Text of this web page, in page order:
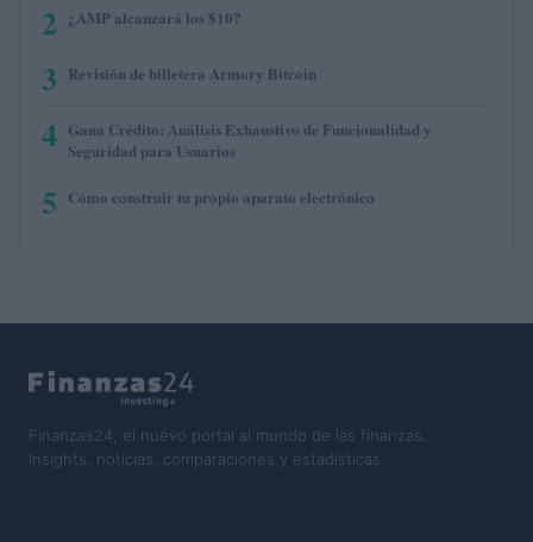
2 ¿AMP alcanzará los $10?
3 Revisión de billetera Armory Bitcoin
4 Gana Crédito: Análisis Exhaustivo de Funcionalidad y
Seguridad para Usuarios
5 Cómo construir tu propio aparato electrónico
Finanzas24, el nuevo portal al mundo de las finanzas.
Insights, noticias, comparaciones y estadísticas.